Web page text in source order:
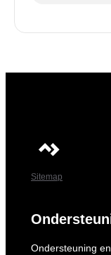
Sitemap
Ondersteuning